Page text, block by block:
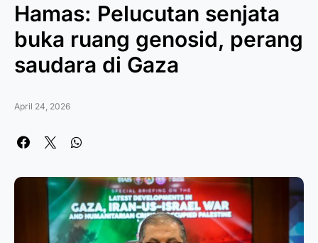
Hamas: Pelucutan senjata
buka ruang genosid, perang
saudara di Gaza
April 24, 2026